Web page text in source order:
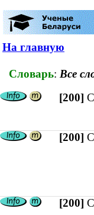
На главную
Словарь: Все
[200]
[200]
[200]